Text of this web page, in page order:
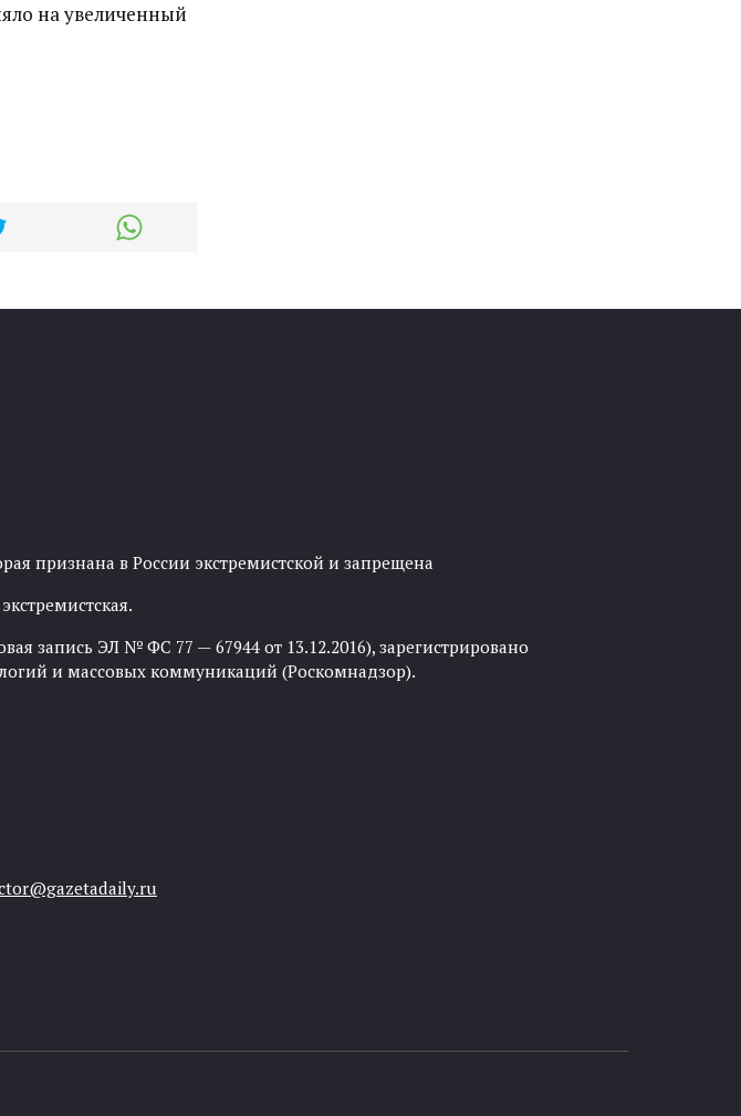
на увеличенный
признана в России экстремистской и запрещена
запись ЭЛ № ФС 77 — 67944 от 13.12.2016), зарегистрировано
и массовых коммуникаций (Роскомнадзор).